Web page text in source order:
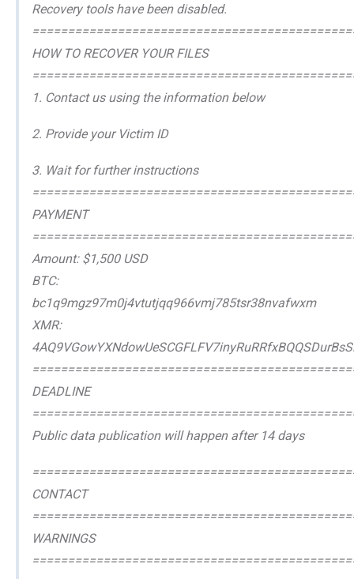
Recovery tools have been disabled.
HOW TO RECOVER YOUR FILES
1. Contact us using the information below
2. Provide your Victim ID
3. Wait for further instructions
PAYMENT
Amount: $1,500 USD
BTC:
bc1q9mgz97m0j4vtutjqq966vmj785tsr38nvafwxm
XMR:
DEADLINE
Public data publication will happen after 14 days
CONTACT
WARNINGS